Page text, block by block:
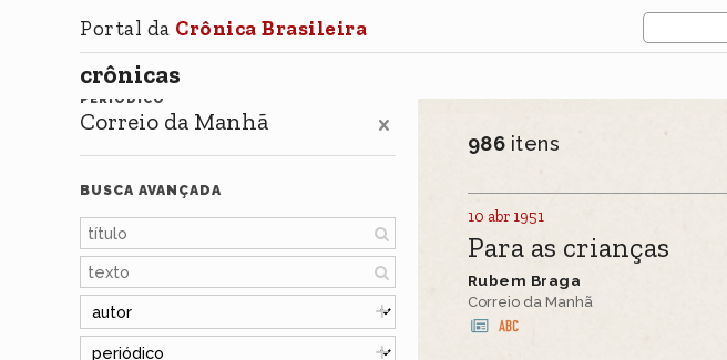
Portal da Crônica Brasileira
crônicas
PERIÓDICO
Correio da Manhã
BUSCA AVANÇADA
986 itens
10 abr 1951
Para as crianças
Rubem Braga
Correio da Manhã